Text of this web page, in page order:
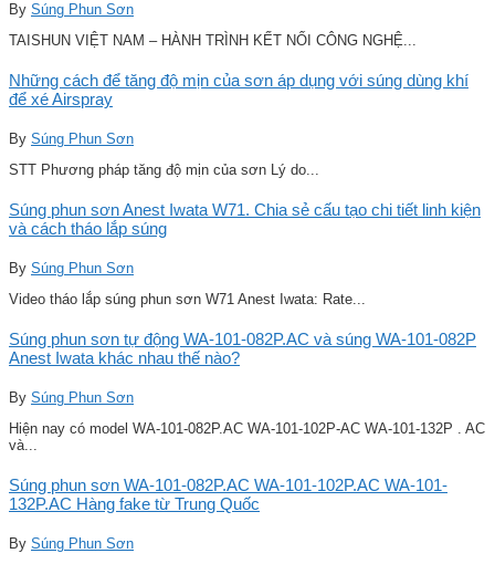
By Súng Phun Sơn
TAISHUN VIỆT NAM – HÀNH TRÌNH KẾT NỐI CÔNG NGHỆ...
Những cách để tăng độ mịn của sơn áp dụng với súng dùng khí
để xé Airspray
By Súng Phun Sơn
STT Phương pháp tăng độ mịn của sơn Lý do...
Súng phun sơn Anest Iwata W71. Chia sẻ cấu tạo chi tiết linh kiện
và cách tháo lắp súng
By Súng Phun Sơn
Video tháo lắp súng phun sơn W71 Anest Iwata: Rate...
Súng phun sơn tự động WA-101-082P.AC và súng WA-101-082P
Anest Iwata khác nhau thế nào?
By Súng Phun Sơn
Hiện nay có model WA-101-082P.AC WA-101-102P-AC WA-101-132P . AC
và...
Súng phun sơn WA-101-082P.AC WA-101-102P.AC WA-101-
132P.AC Hàng fake từ Trung Quốc
By Súng Phun Sơn